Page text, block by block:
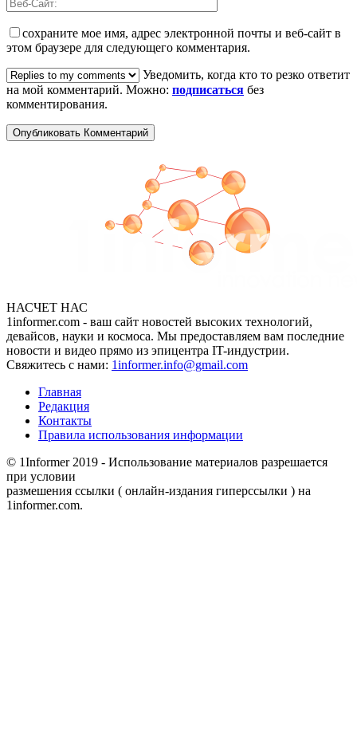
сохраните мое имя, адрес электронной почты и веб-сайт в
этом браузере для следующего комментария.
Уведомить, когда кто то резко ответит
на мой комментарий. Можно: подписаться без
комментирования.
НАСЧЕТ НАС
1informer.com - ваш сайт новостей высоких технологий,
девайсов, науки и космоса. Мы предоставляем вам последние
новости и видео прямо из эпицентра IT-индустрии.
Свяжитесь с нами: 1informer.info@gmail.com
Главная
Редакция
Контакты
Правила использования информации
© 1Informer 2019 - Использование материалов разрешается
при условии
размешения ссылки ( онлайн-издания гиперссылки ) на
1informer.com.